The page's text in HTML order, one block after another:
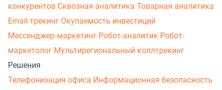
конкурентов Сквозная аналитика Товарная аналитика
Email-трекинг Окупаемость инвестиций
Мессенджер‑маркетинг Робот-аналитик Робот-
маркетолог Мультирегиональный коллтрекинг
Решения
Телефонизация офиса Информационная безопасность